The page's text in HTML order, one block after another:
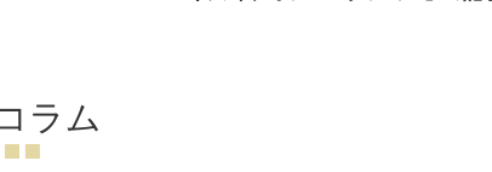
ラム